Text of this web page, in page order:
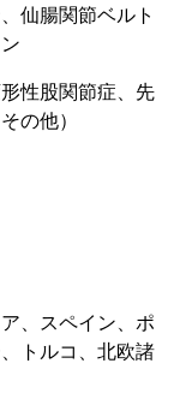
仙腸関節ベルト
性股関節症、先
の他）
、スペイン、ポ
トルコ、北欧諸